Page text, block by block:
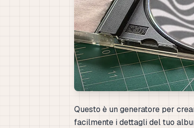
Questo è un generatore per
facilmente i dettagli del tuo